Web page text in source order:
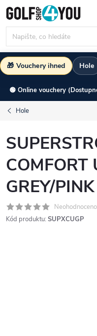
Přejít
na
obsah
🎁 Vouchery ihned Hole
🟢 Online vouchery
Hole
COMFORT
GREY/PINK
Neohodnoceno
Kód produktu: SUPXCUGP